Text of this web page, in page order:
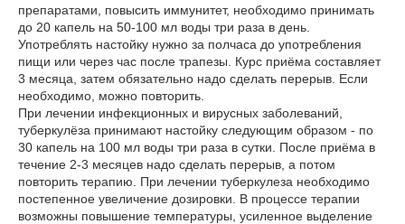
препаратами, повысить иммунитет, необходимо принимать
до 20 капель на 50-100 мл воды три раза в день.
Употреблять настойку нужно за полчаса до употребления
пищи или через час после трапезы. Курс приёма составляет
3 месяца, затем обязательно надо сделать перерыв. Если
необходимо, можно повторить.
При лечении инфекционных и вирусных заболеваний,
туберкулёза принимают настойку следующим образом - по
30 капель на 100 мл воды три раза в сутки. После приёма в
течение 2-3 месяцев надо сделать перерыв, а потом
повторить терапию. При лечении туберкулеза необходимо
постепенное увеличение дозировки. В процессе терапии
возможны повышение температуры, усиленное выделение